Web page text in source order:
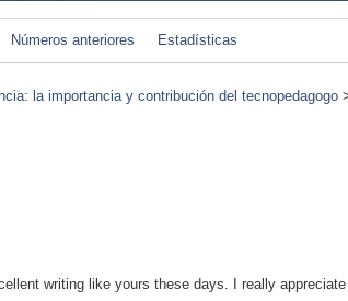
Números anteriores Estadísticas
la importancia y contribución del tecnopedagogo
writing like yours these days. I really